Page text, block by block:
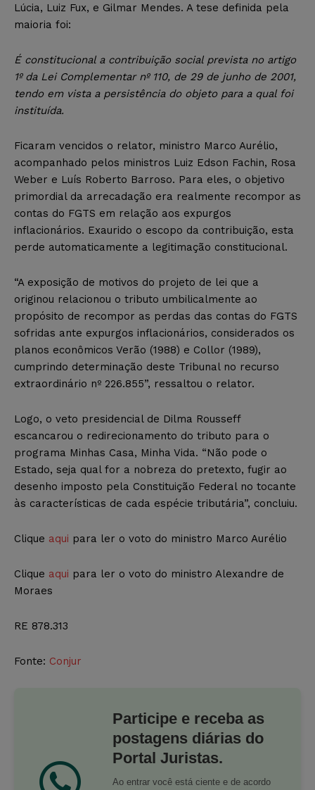
Lúcia, Luiz Fux, e Gilmar Mendes. A tese definida pela
maioria foi:
É constitucional a contribuição social prevista no artigo
1º da Lei Complementar nº 110, de 29 de junho de 2001,
tendo em vista a persistência do objeto para a qual foi
instituída.
Ficaram vencidos o relator, ministro Marco Aurélio,
acompanhado pelos ministros Luiz Edson Fachin, Rosa
Weber e Luís Roberto Barroso. Para eles, o objetivo
primordial da arrecadação era realmente recompor as
contas do FGTS em relação aos expurgos
inflacionários. Exaurido o escopo da contribuição, esta
perde automaticamente a legitimação constitucional.
“A exposição de motivos do projeto de lei que a
originou relacionou o tributo umbilicalmente ao
propósito de recompor as perdas das contas do FGTS
sofridas ante expurgos inflacionários, considerados os
planos econômicos Verão (1988) e Collor (1989),
cumprindo determinação deste Tribunal no recurso
extraordinário nº 226.855”, ressaltou o relator.
Logo, o veto presidencial de Dilma Rousseff
escancarou o redirecionamento do tributo para o
programa Minhas Casa, Minha Vida. “Não pode o
Estado, seja qual for a nobreza do pretexto, fugir ao
desenho imposto pela Constituição Federal no tocante
às características de cada espécie tributária”, concluiu.
Clique aqui para ler o voto do ministro Marco Aurélio
Clique aqui para ler o voto do ministro Alexandre de
Moraes
RE 878.313
Fonte: Conjur
Participe e receba as
postagens diárias do
Portal Juristas.
Ao entrar você está ciente e de acordo